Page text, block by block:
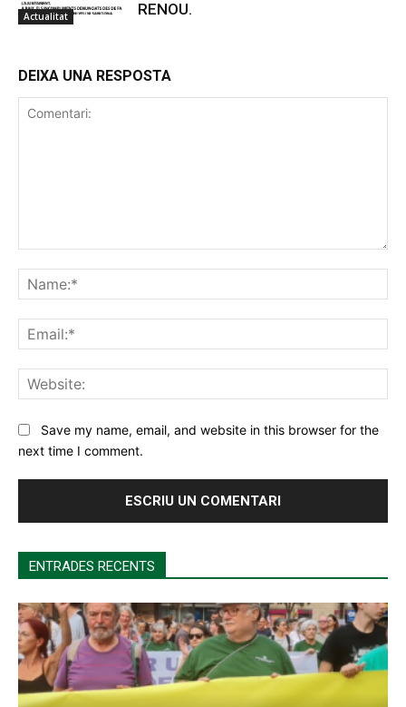
Actualitat RENOU.
DEIXA UNA RESPOSTA
Save my name, email, and website in this browser for the
next time I comment.
ENTRADES RECENTS